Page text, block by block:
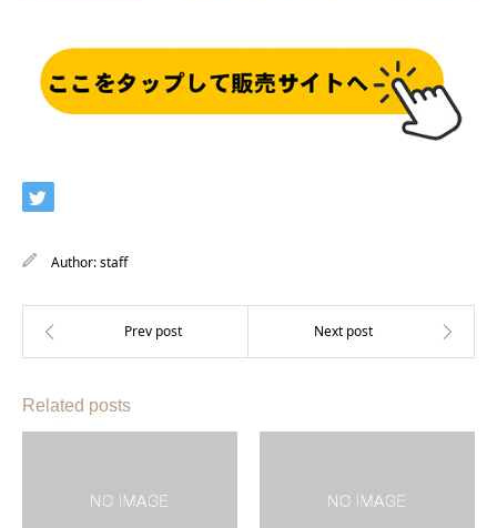
Author:staff
Related posts